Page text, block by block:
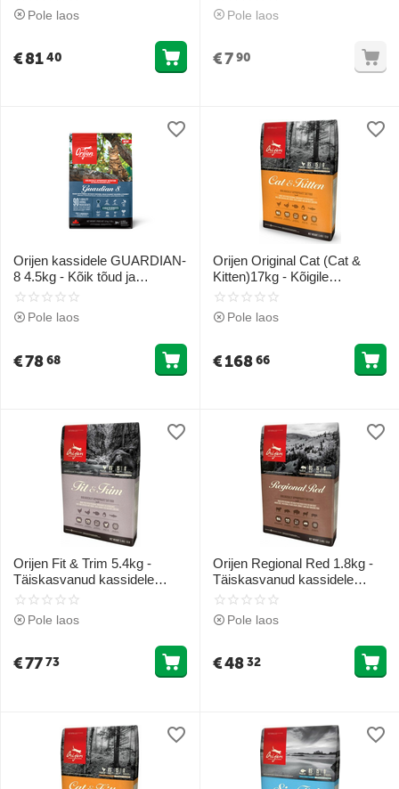
Pole laos
€8140
Pole laos
€790
Orijen kassidele GUARDIAN-
8 4.5kg - Kõik tõud ja
eluetapid (kanaga, vuttidega
ja looduslikult püütud
kaladega)
Pole laos
€7868
Orijen Original Cat (Cat &
Kitten)17kg - Kõigile
eluetappidele (kana, pärlkana
ja kala)
Pole laos
€16866
Orijen Fit & Trim 5.4kg -
Täiskasvanud kassidele
(kana ja tetras)
Pole laos
€7773
Orijen Regional Red 1.8kg -
Täiskasvanud kassidele
(Punane liha)
Pole laos
€4832